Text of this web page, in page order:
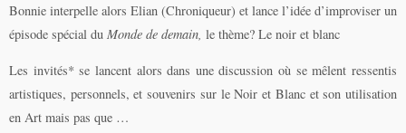
Bonnie interpelle alors Elian (Chroniqueur) et lance l’idée d’improviser un
épisode spécial du Monde de demain le thème? Le noir et blanc
Les invités* se lancent alors dans une discussion où se mêlent ressentis
artistiques, personnels, et souvenirs sur le Noir et Blanc et son utilisation
en Art mais pas que …